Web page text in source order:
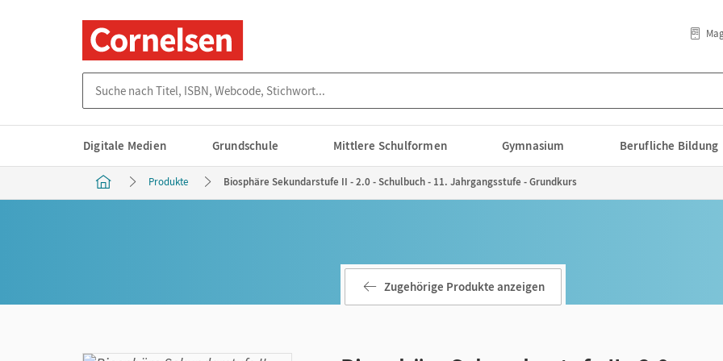
Digitale Medien Grundschule Mittlere Schulformen Gymnasium Berufliche Bildung
Produkte Biosphäre Sekundarstufe II - 2.0 - Schulbuch - 11. Jahrgangsstufe - Grundkurs
Zugehörige Produkte anzeigen